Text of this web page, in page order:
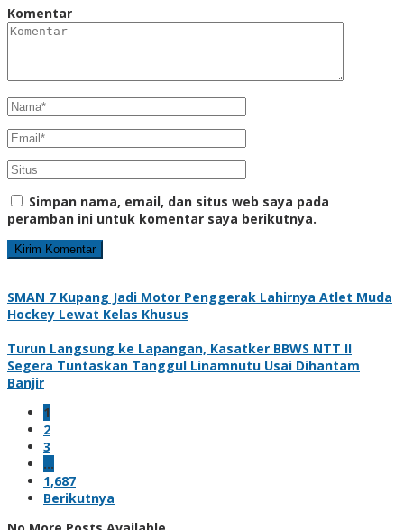
Komentar
Simpan nama, email, dan situs web saya pada
peramban ini untuk komentar saya berikutnya.
SMAN 7 Kupang Jadi Motor Penggerak Lahirnya Atlet Muda
Hockey Lewat Kelas Khusus
Turun Langsung ke Lapangan, Kasatker BBWS NTT II
Segera Tuntaskan Tanggul Linamnutu Usai Dihantam
Banjir
1
2
3
…
1,687
Berikutnya